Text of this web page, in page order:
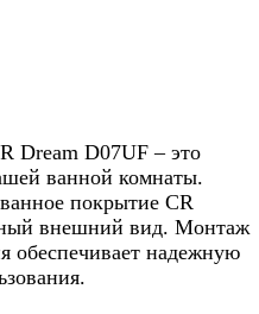
Dream D07UF – это
ванной комнаты.
покрытие CR
внешний вид. Монтаж
обеспечивает надежную